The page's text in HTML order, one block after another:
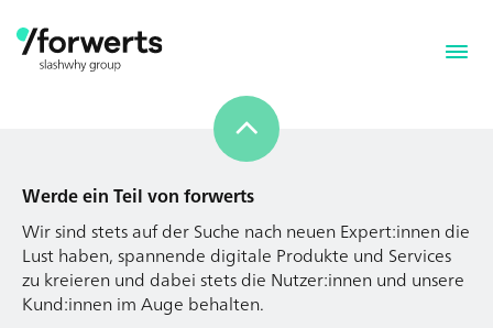
Werde ein Teil von forwerts
Wir sind stets auf der Suche nach neuen Expert:innen die
Lust haben, spannende digitale Produkte und Services
zu kreieren und dabei stets die Nutzer:innen und unsere
Jetzt bewerben
Werde ein Teil von forwerts
Wir sind stets auf der Suche nach neuen Expert:innen die
Lust haben, spannende digitale Produkte und Services
zu kreieren und dabei stets die Nutzer:innen und unsere
Kund:innen im Auge behalten.